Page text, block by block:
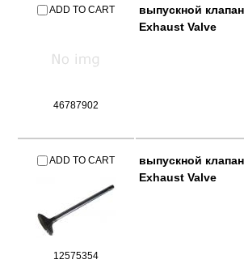
ADD TO CART
46787902
выпускной клапан
Exhaust Valve
ADD TO CART
12575354
выпускной клапан
Exhaust Valve